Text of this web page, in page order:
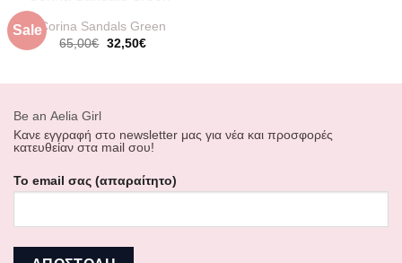
Sale ΕΞΑΝΤΛΗΜΈΝΟ
Corina Sandals Green
65,00€ Original
price
32,50€Η
Βe an Αelia Girl
Κανε εγγραφή στο newsletter μας για νέα και προσφορές
κατευθείαν στα mail σου!
Το email σας (απαραίτητο)